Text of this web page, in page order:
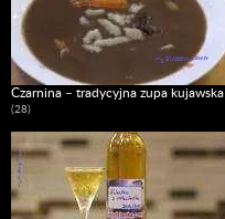
Czarnina – tradycyjna zupa kujawska
(28)